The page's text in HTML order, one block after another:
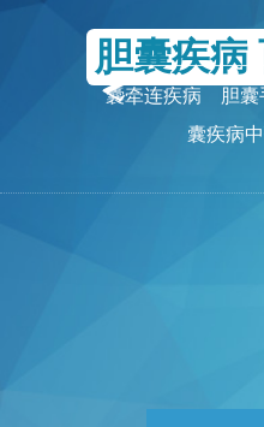
胆囊疾病
囊牵连疾病
胆囊
囊疾病